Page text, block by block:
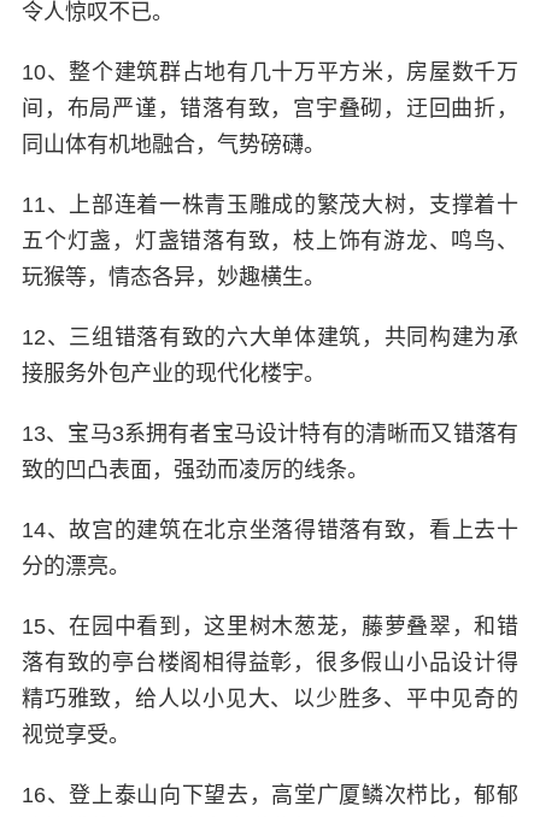
令人惊叹不已。
10、整个建筑群占地有几十万平方米，房屋数千万
间，布局严谨，错落有致，宫宇叠砌，迂回曲折，
同山体有机地融合，气势磅礴。
11、上部连着一株青玉雕成的繁茂大树，支撑着十
五个灯盏，灯盏错落有致，枝上饰有游龙、鸣鸟、
玩猴等，情态各异，妙趣横生。
12、三组错落有致的六大单体建筑，共同构建为承
接服务外包产业的现代化楼宇。
13、宝马3系拥有者宝马设计特有的清晰而又错落有
致的凹凸表面，强劲而凌厉的线条。
14、故宫的建筑在北京坐落得错落有致，看上去十
分的漂亮。
15、在园中看到，这里树木葱茏，藤萝叠翠，和错
落有致的亭台楼阁相得益彰，很多假山小品设计得
精巧雅致，给人以小见大、以少胜多、平中见奇的
视觉享受。
16、登上泰山向下望去，高堂广厦鳞次栉比，郁郁